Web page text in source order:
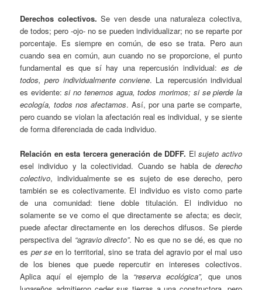
Derechos colectivos. Se ven desde una naturaleza colectiva,
de todos; pero -ojo- no se pueden individualizar; no se reparte por
porcentaje. Es siempre en común, de eso se trata. Pero aun
cuando sea en común, aun cuando no se proporcione, el punto
fundamental es que sí hay una repercusión individual:es de
todos, pero individualmente conviene. La repercusión individual
es evidente:si no tenemos agua, todos morimos; si se pierde la
ecología, todos nos afectamos. Así, por una parte se comparte,
pero cuando se violan la afectación real es individual, y se siente
de forma diferenciada de cada individuo.
Relación en esta tercera generación de DDFF. Elsujeto activo
esel individuo y la colectividad. Cuando se habla de derecho
colectivo, individualmente se es sujeto de ese derecho, pero
también se es colectivamente. El individuo es visto como parte
de una comunidad: tiene doble titulación. El individuo no
solamente se ve como el que directamente se afecta; es decir,
puede afectar directamente en los derechos difusos. Se pierde
perspectiva del “agravio directo”. No es que no se dé, es que no
es per se en lo territorial, sino se trata del agravio por el mal uso
de los bienes que puede repercutir en intereses colectivos.
Aplica aquí el ejemplo de la “reserva ecológica”, que unos